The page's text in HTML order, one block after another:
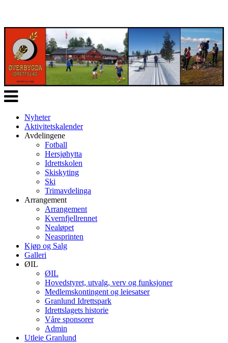
Veksle
navigasjon
Nyheter
Aktivitetskalender
Avdelingene
Fotball
Hersjøhytta
Idrettskolen
Skiskyting
Ski
Trimavdelinga
Arrangement
Arrangement
Kvernfjellrennet
Nealøpet
Neasprinten
Kjøp og Salg
Galleri
ØIL
ØIL
Hovedstyret, utvalg, verv og funksjoner
Medlemskontingent og leiesatser
Granlund Idrettspark
Idrettslagets historie
Våre sponsorer
Admin
Utleie Granlund